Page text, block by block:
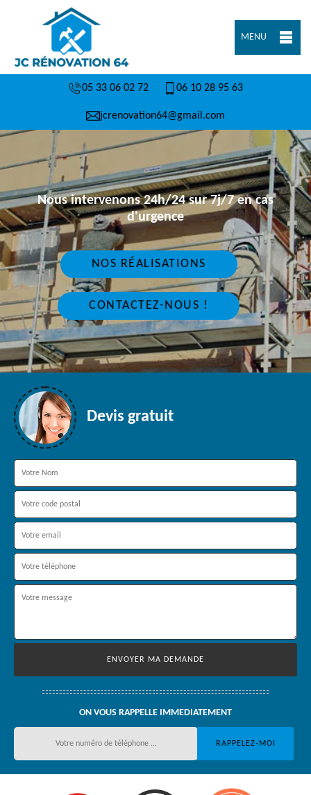
MENU
05 33 06 02 72 06 10 28 95 63
jcrenovation64@gmail.com
Nous intervenons 24h/24 sur 7j/7 en cas
d'urgence
NOS RÉALISATIONS
CONTACTEZ-NOUS !
Devis gratuit
ON VOUS RAPPELLE IMMEDIATEMENT